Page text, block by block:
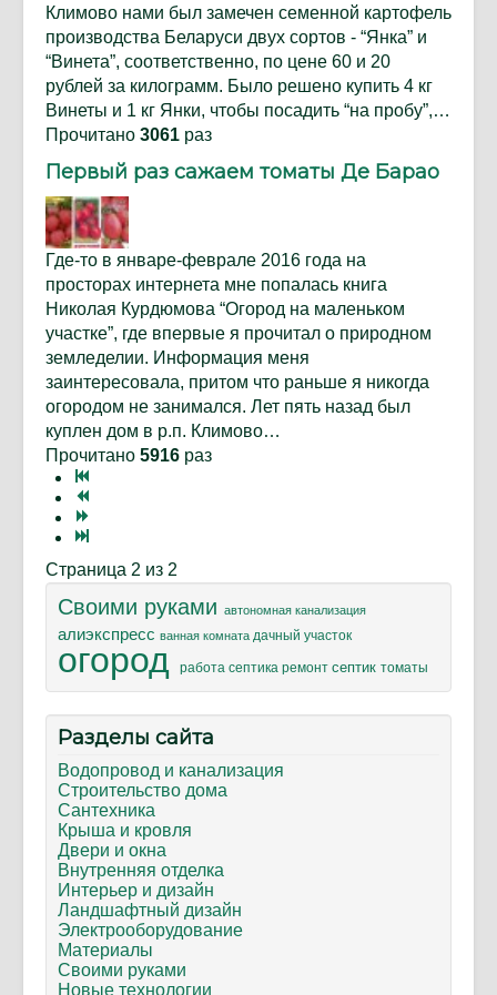
Климово нами был замечен семенной картофель
производства Беларуси двух сортов - “Янка” и
“Винета”, соответственно, по цене 60 и 20
рублей за килограмм. Было решено купить 4 кг
Винеты и 1 кг Янки, чтобы посадить “на пробу”,…
Прочитано 3061 раз
Первый раз сажаем томаты Де Барао
Где-то в январе-феврале 2016 года на
просторах интернета мне попалась книга
Николая Курдюмова “Огород на маленьком
участке”, где впервые я прочитал о природном
земледелии. Информация меня
заинтересовала, притом что раньше я никогда
огородом не занимался. Лет пять назад был
куплен дом в р.п. Климово…
Прочитано 5916 раз
Страница 2 из 2
Своими руками автономная канализация
алиэкспресс ванная комната дачный участок
огород работа септика ремонт септик томаты
Разделы сайта
Водопровод и канализация
Строительство дома
Сантехника
Крыша и кровля
Двери и окна
Внутренняя отделка
Интерьер и дизайн
Ландшафтный дизайн
Электрооборудование
Материалы
Своими руками
Новые технологии